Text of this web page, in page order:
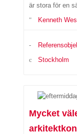
är stora för en
Kenneth
Stockholm
Mycket